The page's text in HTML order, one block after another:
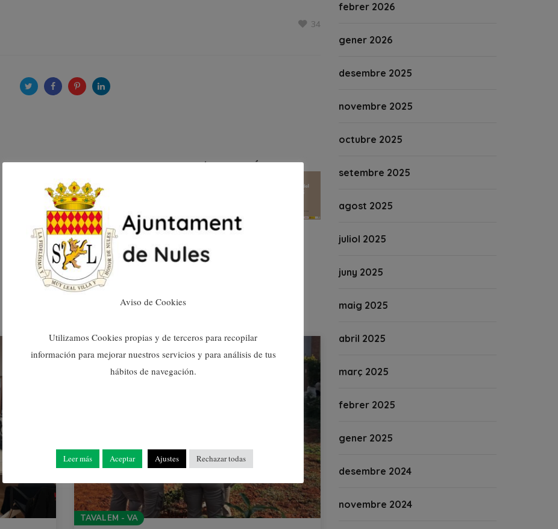
34
EL TALLER D´OCUPACIÓ
12/02/2024
TAVALEM - VA
febrer 2026
gener 2026
desembre 2025
novembre 2025
octubre 2025
setembre 2025
agost 2025
juliol 2025
juny 2025
maig 2025
abril 2025
març 2025
febrer 2025
gener 2025
desembre 2024
novembre 2024
Aviso de Cookies
Utilizamos Cookies propias y de terceros para recopilar
información para mejorar nuestros servicios y para análisis de tus
hábitos de navegación.
Leer más Aceptar Ajustes Rechazar todas